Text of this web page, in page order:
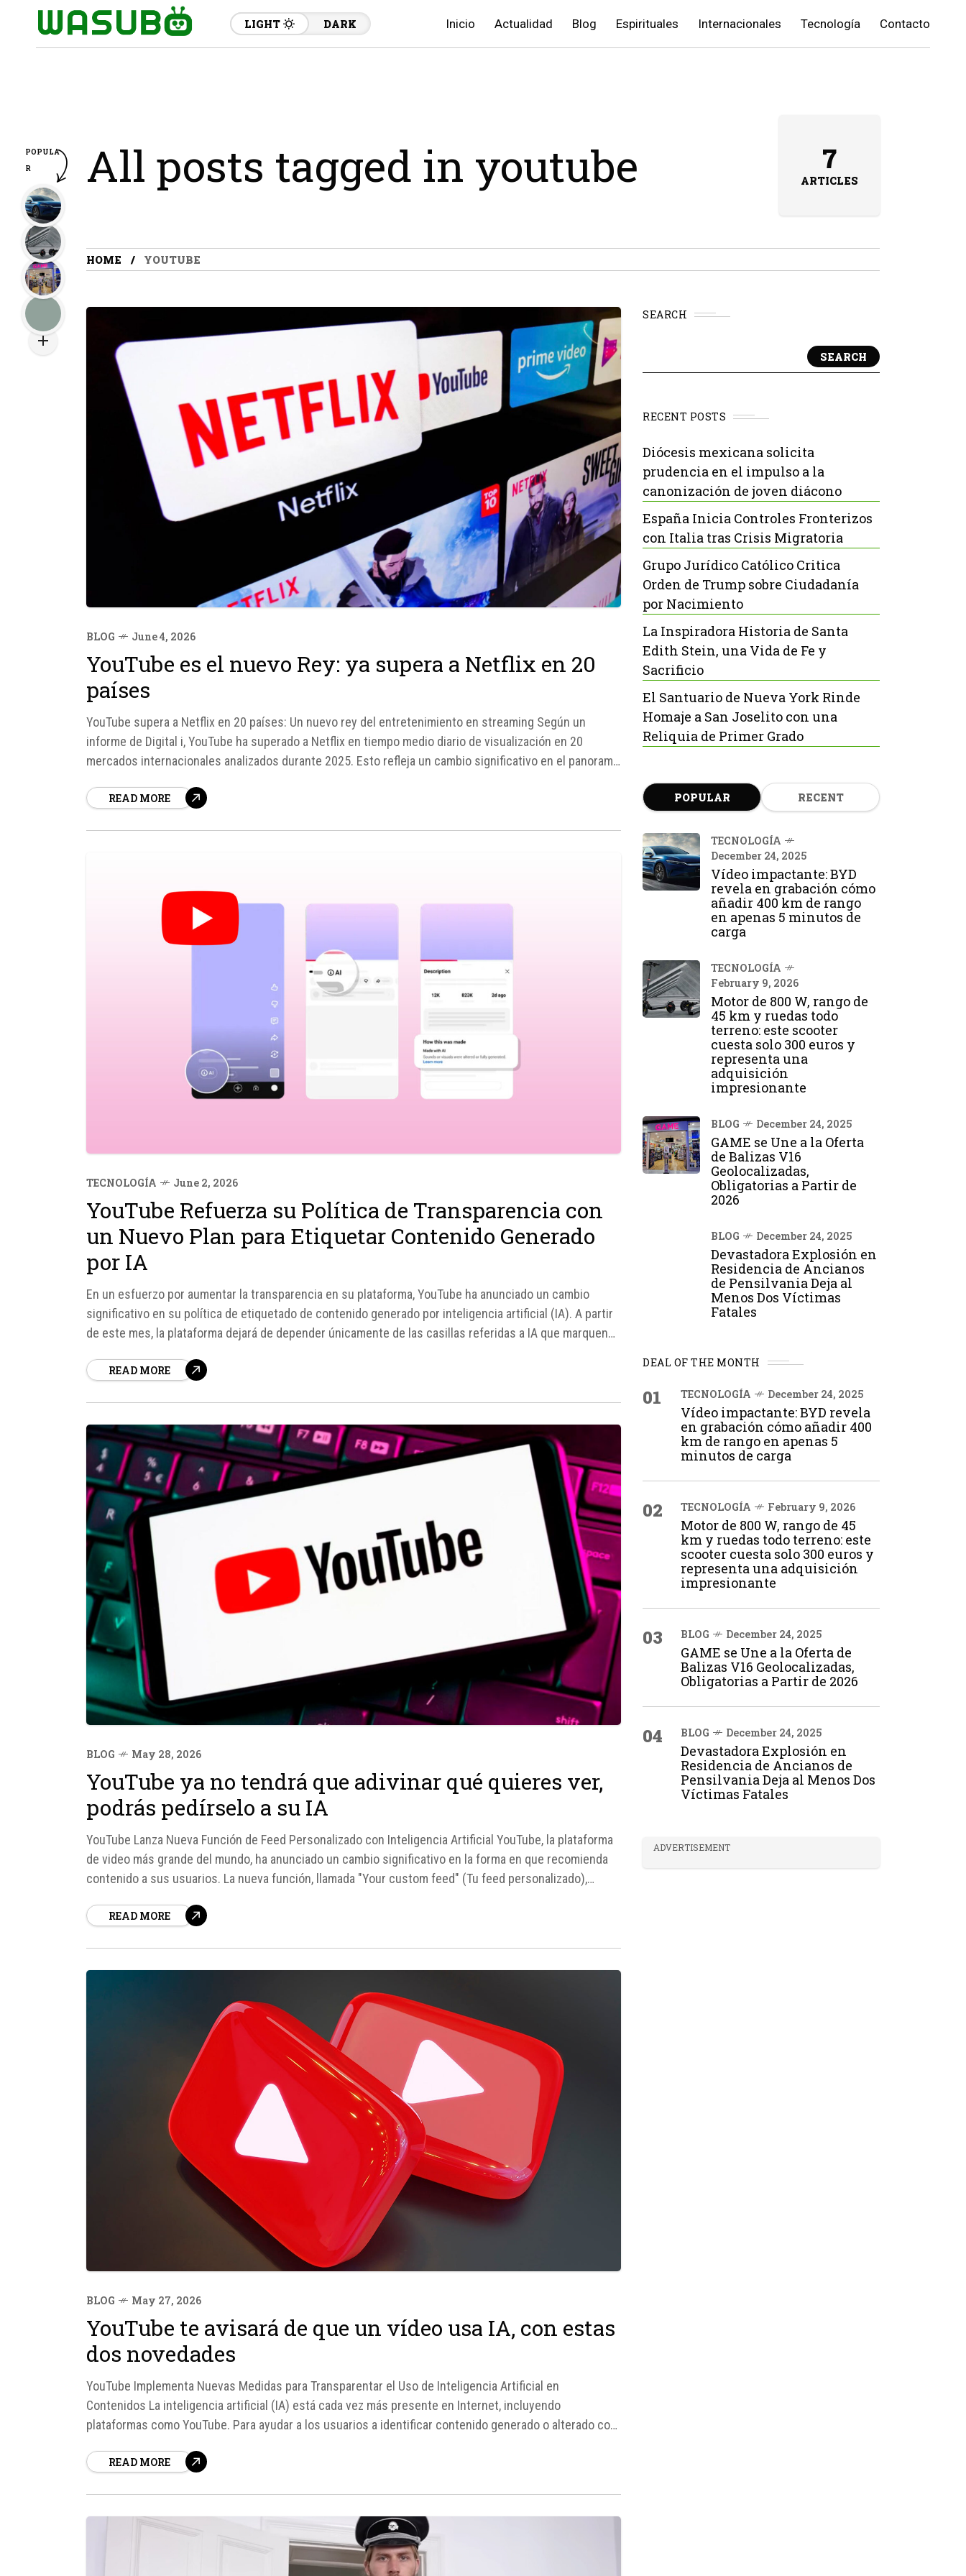
LIGHT DARK Inicio Actualidad Blog Espirituales Internacionales Tecnología Contacto
All posts tagged in youtube 7
ARTICLES
HOME YOUTUBE
BLOG June 4, 2026
YouTube es el nuevo Rey: ya supera a Netflix en 20
países
YouTube supera a Netflix en 20 países: Un nuevo rey del entretenimiento en streaming Según un
informe de Digital i, YouTube ha superado a Netflix en tiempo medio diario de visualización en 20
mercados internacionales analizados durante 2025. Esto refleja un cambio significativo en el panorama
READ MORE
TECNOLOGÍA June 2, 2026
YouTube Refuerza su Política de Transparencia con
un Nuevo Plan para Etiquetar Contenido Generado
por IA
En un esfuerzo por aumentar la transparencia en su plataforma, YouTube ha anunciado un cambio
significativo en su política de etiquetado de contenido generado por inteligencia artificial (IA). A partir
de este mes, la plataforma dejará de depender únicamente de las casillas referidas a IA que marquen
READ MORE
BLOG May 28, 2026
YouTube ya no tendrá que adivinar qué quieres ver,
podrás pedírselo a su IA
YouTube Lanza Nueva Función de Feed Personalizado con Inteligencia Artificial YouTube, la plataforma
de video más grande del mundo, ha anunciado un cambio significativo en la forma en que recomienda
contenido a sus usuarios. La nueva función, llamada "Your custom feed" (Tu feed personalizado),
READ MORE
BLOG May 27, 2026
YouTube te avisará de que un vídeo usa IA, con estas
dos novedades
YouTube Implementa Nuevas Medidas para Transparentar el Uso de Inteligencia Artificial en
Contenidos La inteligencia artificial (IA) está cada vez más presente en Internet, incluyendo
plataformas como YouTube. Para ayudar a los usuarios a identificar contenido generado o alterado con
READ MORE
SEARCH
SEARCH
RECENT POSTS
Diócesis mexicana solicita
prudencia en el impulso a la
canonización de joven diácono
España Inicia Controles Fronterizos
con Italia tras Crisis Migratoria
Grupo Jurídico Católico Critica
Orden de Trump sobre Ciudadanía
por Nacimiento
La Inspiradora Historia de Santa
Edith Stein, una Vida de Fe y
Sacrificio
El Santuario de Nueva York Rinde
Homaje a San Joselito con una
Reliquia de Primer Grado
POPULAR RECENT
TECNOLOGÍA
December 24, 2025
Vídeo impactante: BYD
revela en grabación cómo
añadir 400 km de rango
en apenas 5 minutos de
carga
TECNOLOGÍA
February 9, 2026
Motor de 800 W, rango de
45 km y ruedas todo
terreno: este scooter
cuesta solo 300 euros y
representa una
adquisición
impresionante
BLOG December 24, 2025
GAME se Une a la Oferta
de Balizas V16
Geolocalizadas,
Obligatorias a Partir de
2026
BLOG December 24, 2025
Devastadora Explosión en
Residencia de Ancianos
de Pensilvania Deja al
Menos Dos Víctimas
Fatales
DEAL OF THE MONTH
01 TECNOLOGÍA December 24, 2025
Vídeo impactante: BYD revela
en grabación cómo añadir 400
km de rango en apenas 5
minutos de carga
02 TECNOLOGÍA February 9, 2026
Motor de 800 W, rango de 45
km y ruedas todo terreno: este
scooter cuesta solo 300 euros y
representa una adquisición
impresionante
03 BLOG December 24, 2025
GAME se Une a la Oferta de
Balizas V16 Geolocalizadas,
Obligatorias a Partir de 2026
04 BLOG December 24, 2025
Devastadora Explosión en
Residencia de Ancianos de
Pensilvania Deja al Menos Dos
Víctimas Fatales
ADVERTISEMENT
POPULA
R